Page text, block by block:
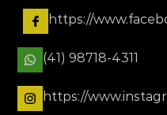
https://
(41) 98718-4311
https://